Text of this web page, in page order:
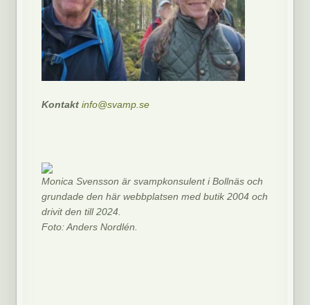
Kontaktinfo@svamp.se
Monica Svensson är svampkonsulent i Bollnäs och
grundade den här webbplatsen med butik 2004 och
drivit den till 2024.
Foto: Anders Nordlén.